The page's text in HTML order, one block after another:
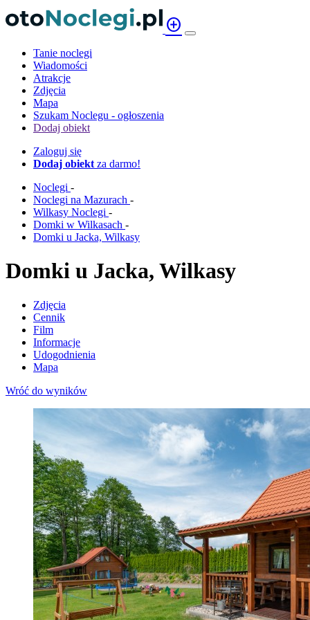
add_circle
Tanie noclegi
Wiadomości
Atrakcje
Zdjęcia
Mapa
Szukam Noclegu - ogłoszenia
Dodaj obiekt
Zaloguj się
Dodaj obiekt za darmo!
Noclegi -
Noclegi na Mazurach -
Wilkasy Noclegi -
Domki w Wilkasach -
Domki u Jacka, Wilkasy
Domki u Jacka, Wilkasy
Zdjęcia
Cennik
Film
Informacje
Udogodnienia
Mapa
Wróć do wyników